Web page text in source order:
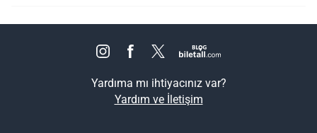
Yardıma mı ihtiyacınız var?
Yardım ve İletişim